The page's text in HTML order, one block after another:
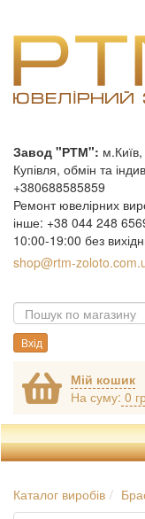
Завод "РТМ":
Купівля, обмін та
+380688585859
Ремонт ювелірних
інше: +38 044 248
10:00-19:00 без
shop@rtm-
Вхід
Мій кошик
На суму: 0
Каталог виробів